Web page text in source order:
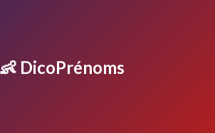
👶 DicoPrénoms